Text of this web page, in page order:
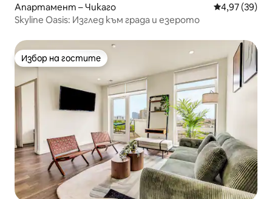
Апартамент – Чикаго Средна
4,97 (39)
Skyline Oasis: Изглед към града и езерото
Избор на гостите
Избор на гостите